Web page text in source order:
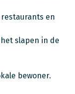
en
slapen in de
bewoner.